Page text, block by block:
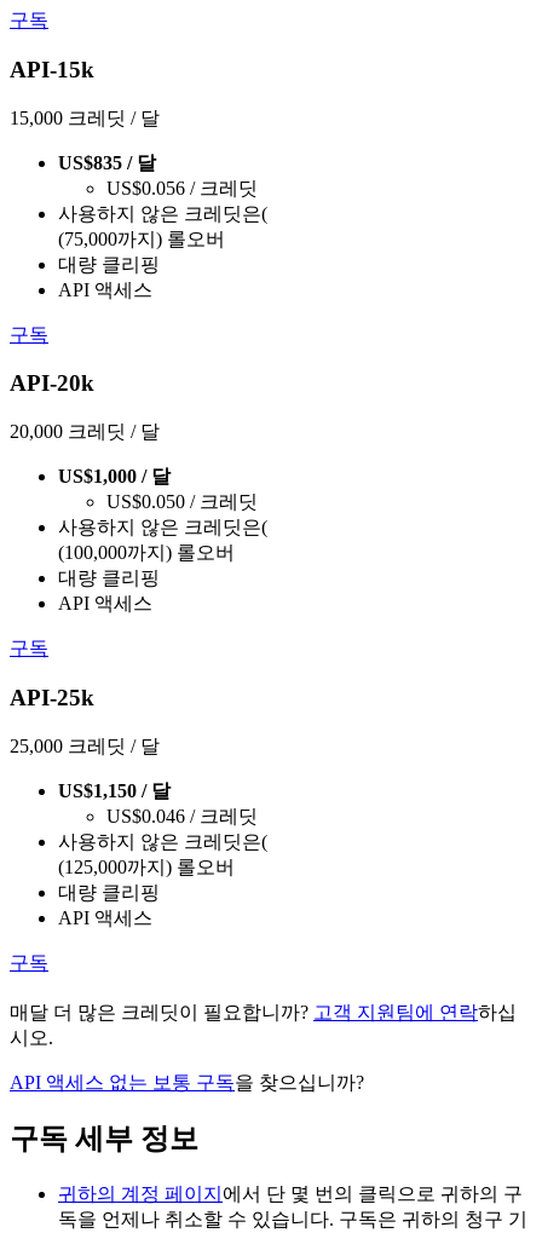
구독
API-15k
15,000 크레딧 / 달
US$835 / 달
US$0.056 / 크레딧
사용하지 않은 크레딧은(
(75,000까지) 롤오버
대량 클리핑
API 액세스
구독
API-20k
20,000 크레딧 / 달
US$1,000 / 달
US$0.050 / 크레딧
사용하지 않은 크레딧은(
(100,000까지) 롤오버
대량 클리핑
API 액세스
구독
API-25k
25,000 크레딧 / 달
US$1,150 / 달
US$0.046 / 크레딧
사용하지 않은 크레딧은(
(125,000까지) 롤오버
대량 클리핑
API 액세스
구독
매달 더 많은 크레딧이 필요합니까? 고객 지원팀에 연락하십
시오.
API 액세스 없는 보통 구독을 찾으십니까?
구독 세부 정보
귀하의 계정 페이지 에서 단 몇 번의 클릭으로 귀하의 구
독을 언제나 취소할 수 있습니다. 구독은 귀하의 청구 기